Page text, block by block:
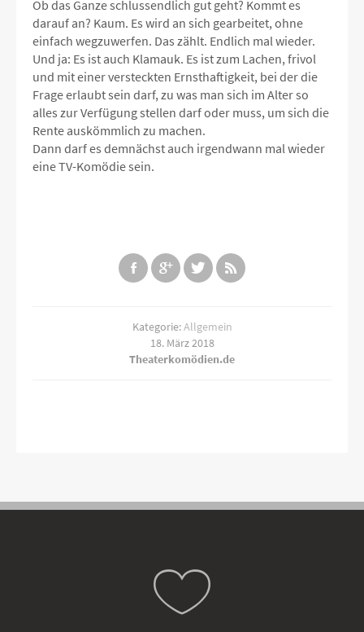
Ob das Ganze schlussendlich gut geht? Kommt es
darauf an? Kaum. Es wird an sich gearbeitet, ohne
einfach wegzuwerfen. Das zählt. Endlich mal wieder.
Und ja: Es ist auch Klamauk. Es ist zum Lachen, frivol
und mit einer versteckten Ernsthaftigkeit, bei der die
Frage erlaubt sein darf, zu was man sich im Alter so
alles zur Verfügung stellen darf oder muss, um sich die
Rente auskömmlich zu machen.
Dann darf es demnächst auch irgendwann mal wieder
eine TV-Komödie sein.
Kategorie:Allgemein
18. März 2018
Theaterkomödien.de